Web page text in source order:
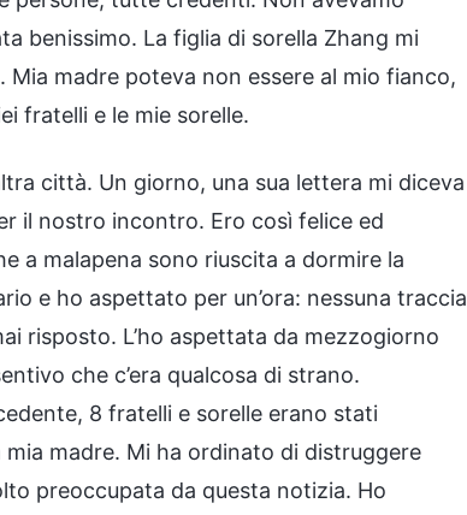
benissimo. La figlia di sorella Zhang mi
madre poteva non essere al mio fianco,
fratelli e le mie sorelle.
città. Un giorno, una sua lettera mi diceva
il nostro incontro. Ero così felice ed
a malapena sono riuscita a dormire la
e ho aspettato per un’ora: nessuna traccia
risposto. L’ho aspettata da mezzogiorno
che c’era qualcosa di strano.
8 fratelli e sorelle erano stati
madre. Mi ha ordinato di distruggere
preoccupata da questa notizia. Ho